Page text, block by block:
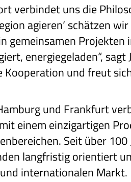
verbindet uns die
agieren‘ schätzen
gemeinsamen Projekten
energiegeladen“,
Kooperation und freut
und Frankfurt
einem einzigartigen
Seit über 100
langfristig orientiert
internationalen Markt.